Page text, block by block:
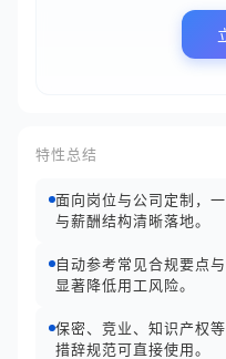
特性总结
面向岗位与公司定制，
与薪酬结构清晰落地。
自动参考常见合规要点
显著降低用工风险。
保密、竞业、知识产权
措辞规范可直接使用。